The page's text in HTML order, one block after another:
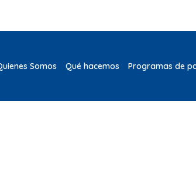
Somos Qué hacemos Programas de